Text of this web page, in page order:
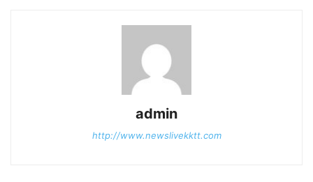
admin
http://www.newslivekktt.com